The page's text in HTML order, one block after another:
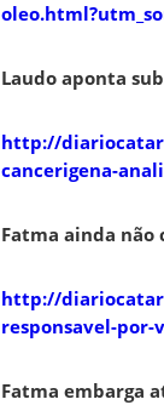
Laudo aponta
http://
cancerigena-
Fatma ainda não
http://
responsavel-por-
Fatma embarga